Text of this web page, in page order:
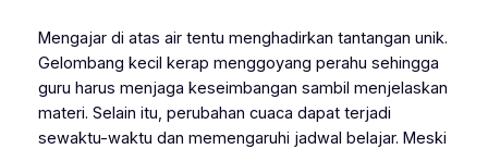
Mengajar di atas air tentu menghadirkan tantangan unik.
Gelombang kecil kerap menggoyang perahu sehingga
guru harus menjaga keseimbangan sambil menjelaskan
materi. Selain itu, perubahan cuaca dapat terjadi
sewaktu-waktu dan memengaruhi jadwal belajar. Meski